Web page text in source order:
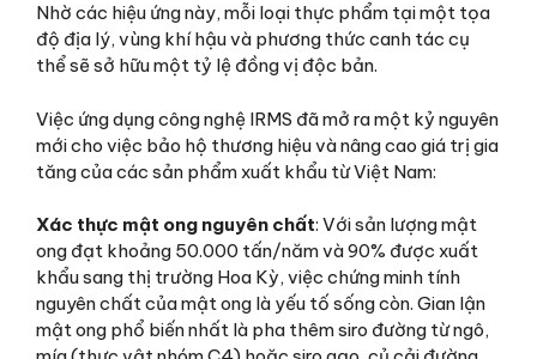
Nhờ các hiệu ứng này, mỗi loại thực phẩm tại một tọa
độ địa lý, vùng khí hậu và phương thức canh tác cụ
thể sẽ sở hữu một tỷ lệ đồng vị độc bản.
Việc ứng dụng công nghệ IRMS đã mở ra một kỷ nguyên
mới cho việc bảo hộ thương hiệu và nâng cao giá trị gia
tăng của các sản phẩm xuất khẩu từ Việt Nam:
Xác thực mật ong nguyên chất: Với sản lượng mật
ong đạt khoảng 50.000 tấn/năm và 90% được xuất
khẩu sang thị trường Hoa Kỳ, việc chứng minh tính
nguyên chất của mật ong là yếu tố sống còn. Gian lận
mật ong phổ biến nhất là pha thêm siro đường từ ngô,